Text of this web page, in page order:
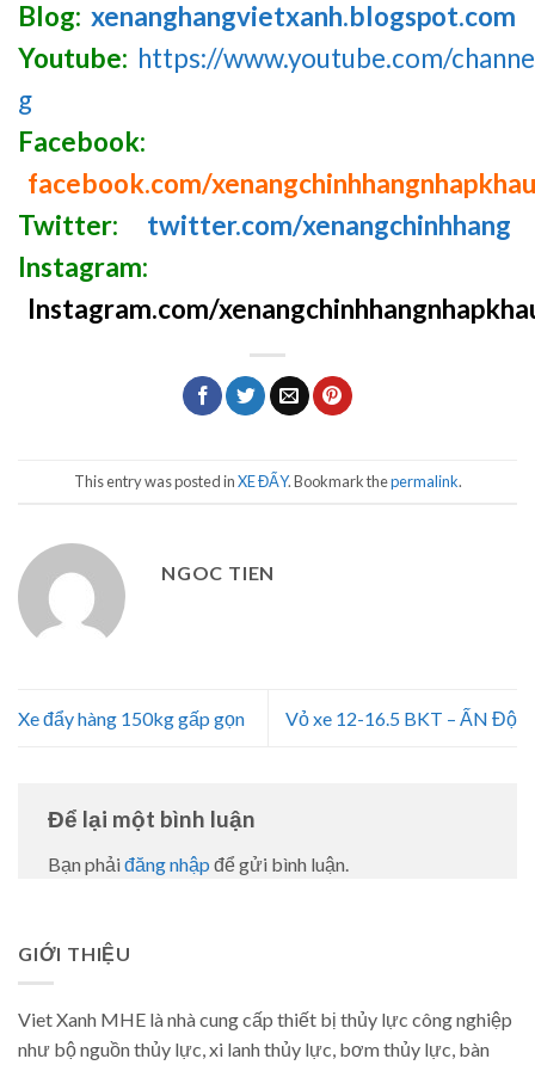
Blog: xenanghangvietxanh.blogspot.com
Youtube: https://www.youtube.com/
g
Facebook:
facebook.com/xenangchinhhangnhapkhau
Twitter:
twitter.com/xenangchinhhang
Instagram:
Instagram.com/
This entry was posted inXE ĐẨY. Bookmark thepermalink.
NGOC TIEN
Xe đẩy hàng 150kg gấp gọn Vỏ xe 12-16.5 BKT – ẤN Độ
Để lại một bình luận
Bạn phải đăng nhập để gửi bình luận.
GIỚI THIỆU
Viet Xanh MHE là nhà cung cấp thiết bị thủy lực công nghiệp
như bộ nguồn thủy lực, xi lanh thủy lực, bơm thủy lực, bàn